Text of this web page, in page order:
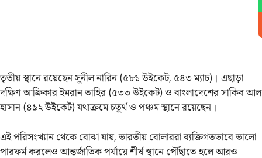
তৃতীয় স্থানে রয়েছেন সুনীল নারিন (৫৮১ উইকেট, ৫৪৩ ম্যাচ)। এছাড়া
দক্ষিণ আফ্রিকার ইমরান তাহির (৫৩৩ উইকেট) ও বাংলাদেশের সাকিব আল
হাসান (৪৯২ উইকেট) যথাক্রমে চতুর্থ ও পঞ্চম স্থানে রয়েছেন।
এই পরিসংখ্যান থেকে বোঝা যায়, ভারতীয় বোলাররা ব্যক্তিগতভাবে ভালো
পারফর্ম করলেও আন্তর্জাতিক পর্যায়ে শীর্ষ স্থানে পৌঁছাতে হলে আরও